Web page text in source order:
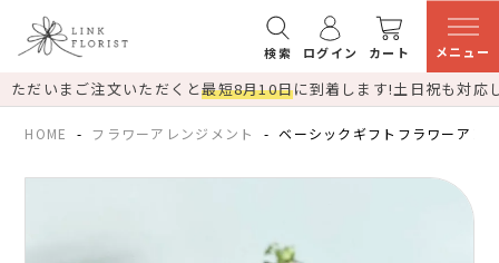
検索 ログイン カート メニュー
ただいまご注文いただくと最短8月10日に到着します!土日祝も対応
HOME フラワーアレンジメント ベーシックギフトフラワーアレ